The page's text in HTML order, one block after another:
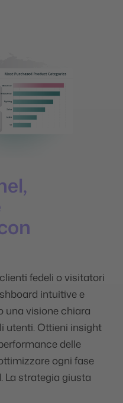
fedeli o visitatori
intuitive e
una visione chiara
utenti. Ottieni insight
delle
ogni fase
La strategia giusta